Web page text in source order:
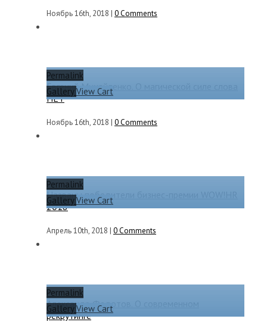
Ноябрь 16th, 2018 | 0 Comments
Permalink
GalleryView Cart
Евгений Михайленко. О магической силе слова
НЕТ
Ноябрь 16th, 2018 | 0 Comments
Permalink
GalleryView Cart
Названы победители бизнес-премии WOW!HR
2018
Апрель 10th, 2018 | 0 Comments
Permalink
GalleryView Cart
Александр Федотов. О современном
рекрутинге